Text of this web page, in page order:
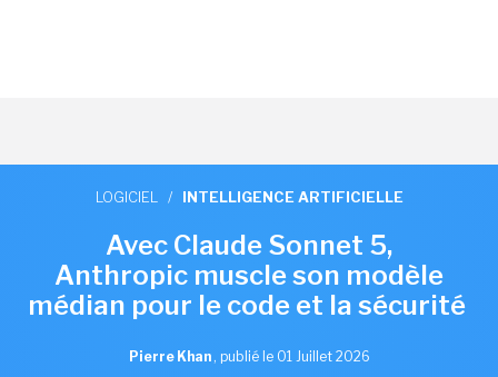
LOGICIEL / INTELLIGENCE ARTIFICIELLE
Avec Claude Sonnet 5,
Anthropic muscle son modèle
médian pour le code et la sécurité
Pierre Khan , publié le 01 Juillet 2026